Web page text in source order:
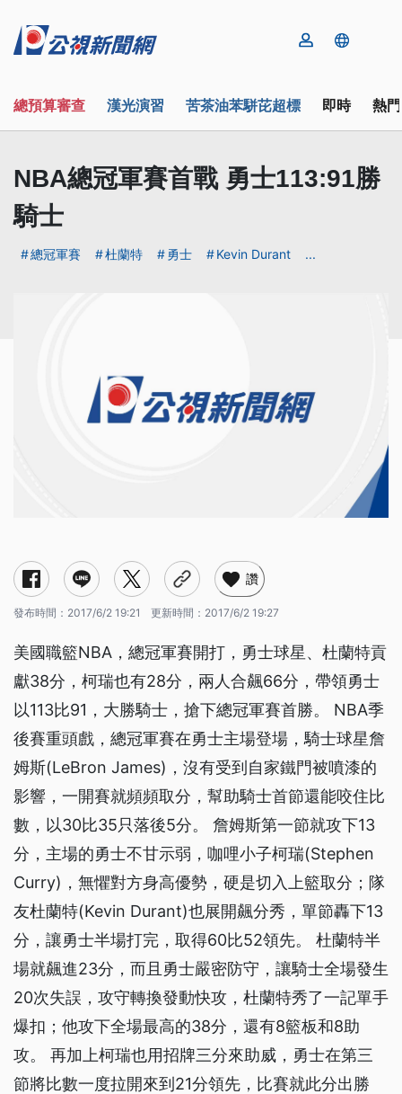
總預算審查 漢光演習 苦茶油苯駢芘超標 即時 熱
NBA總冠軍賽首戰 勇士113:91勝
騎士
總冠軍賽 杜蘭特 勇士 Kevin Durant ...
讚
發布時間： 2017/6/2 19:21 更新時間： 2017/6/2 19:27
美國職籃NBA，總冠軍賽開打，勇士球星、杜蘭特貢
獻38分，柯瑞也有28分，兩人合飆66分，帶領勇士
以113比91，大勝騎士，搶下總冠軍賽首勝。 NBA季
後賽重頭戲，總冠軍賽在勇士主場登場，騎士球星詹
姆斯(LeBron James)，沒有受到自家鐵門被噴漆的
影響，一開賽就頻頻取分，幫助騎士首節還能咬住比
數，以30比35只落後5分。 詹姆斯第一節就攻下13
分，主場的勇士不甘示弱，咖哩小子柯瑞(Stephen
Curry)，無懼對方身高優勢，硬是切入上籃取分；隊
友杜蘭特(Kevin Durant)也展開飆分秀，單節轟下13
分，讓勇士半場打完，取得60比52領先。 杜蘭特半
場就飆進23分，而且勇士嚴密防守，讓騎士全場發生
20次失誤，攻守轉換發動快攻，杜蘭特秀了一記單手
爆扣；他攻下全場最高的38分，還有8籃板和8助
攻。 再加上柯瑞也用招牌三分來助威，勇士在第三
節將比數一度拉開來到21分領先，比賽就此分出勝